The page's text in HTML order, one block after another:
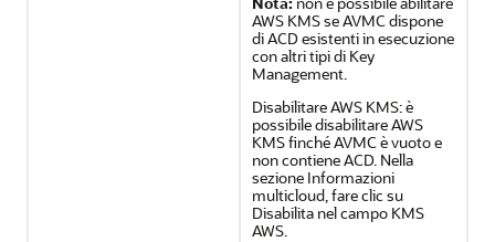
AWS KMS se AVMC dispone
di ACD esistenti in esecuzione
con altri tipi di Key
Management.
Disabilitare AWS KMS: è
possibile disabilitare AWS
KMS finché AVMC è vuoto e
non contiene ACD. Nella
sezione Informazioni
multicloud, fare clic su
Disabilita nel campo KMS
AWS.